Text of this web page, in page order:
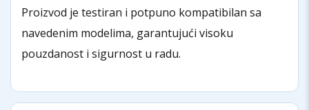
Proizvod je testiran i potpuno kompatibilan sa
navedenim modelima, garantujući visoku
pouzdanost i sigurnost u radu.